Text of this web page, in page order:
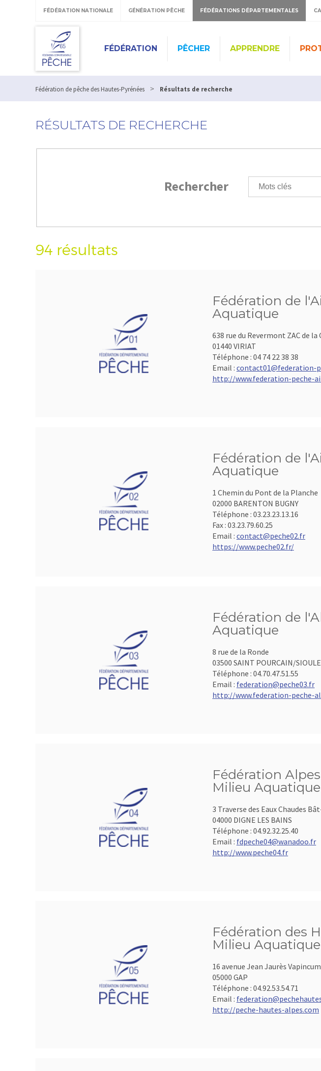
FÉDÉRATION NATIONALE GÉNÉRATION PÊCHE FÉDÉRATIONS DÉPARTEMENTALES
FÉDÉRATION PÊCHER APPRENDRE
Fédération de pêche des Hautes-Pyrénées > Résultats de recherche
RÉSULTATS DE RECHERCHE
Rechercher
94 résultats
Fédération de
Aquatique
638 rue du Revermont ZAC de la
01440 VIRIAT
Téléphone : 04 74 22 38 38
Email : contact01@federation-
http://www.federation-peche-
Fédération de
Aquatique
1 Chemin du Pont de la Planche
02000 BARENTON BUGNY
Téléphone : 03.23.23.13.16
Fax : 03.23.79.60.25
Email : contact@peche02.fr
https://www.peche02.fr/
Fédération de
Aquatique
8 rue de la Ronde
03500 SAINT POURCAIN/SIOULE
Téléphone : 04.70.47.51.55
Email : federation@peche03.fr
http://www.federation-peche-
Fédération
Milieu Aquatique
3 Traverse des Eaux Chaudes
04000 DIGNE LES BAINS
Téléphone : 04.92.32.25.40
Email : fdpeche04@wanadoo.fr
http://www.peche04.fr
Fédération des
Milieu Aquatique
16 avenue Jean Jaurès
05000 GAP
Téléphone : 04.92.53.54.71
Email :
http://peche-hautes-alpes.com